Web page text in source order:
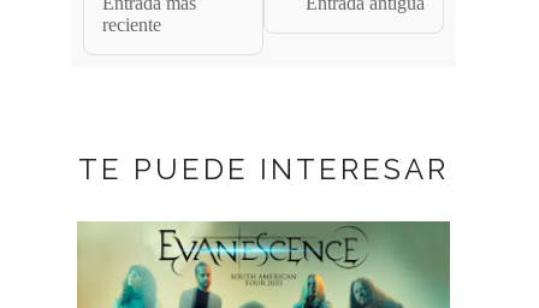
reciente
TE PUEDE INTERESAR